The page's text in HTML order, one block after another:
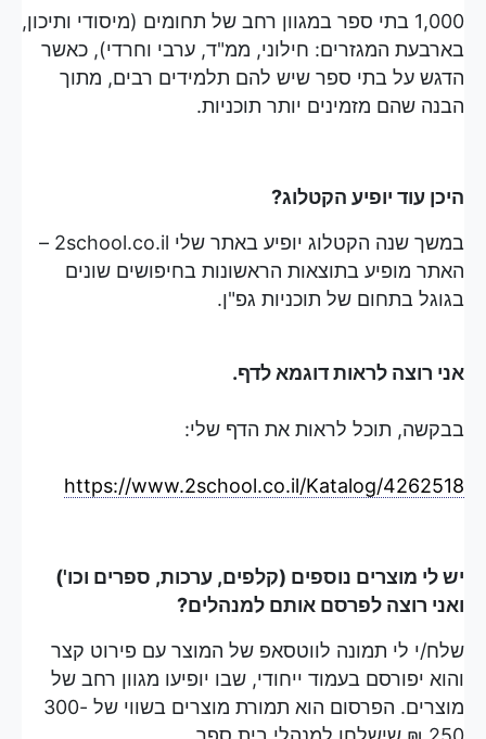
1,000 בתי ספר במגוון רחב של תחומים (מיסודי ותיכון,
בארבעת המגזרים: חילוני, ממ"ד, ערבי וחרדי), כאשר
הדגש על בתי ספר שיש להם תלמידים רבים, מתוך
הבנה שהם מזמינים יותר תוכניות.
היכן עוד יופיע הקטלוג?
במשך שנה הקטלוג יופיע באתר שלי 2school.co.il –
האתר מופיע בתוצאות הראשונות בחיפושים שונים
בגוגל בתחום של תוכניות גפ"ן.
אני רוצה לראות דוגמא לדף.
בבקשה, תוכל לראות את הדף שלי:
https://www.2school.co.il/Katalog/4262518
יש לי מוצרים נוספים (קלפים, ערכות, ספרים וכו')
ואני רוצה לפרסם אותם למנהלים?
שלח/י לי תמונה לווטסאפ של המוצר עם פירוט קצר
והוא יפורסם בעמוד ייחודי, שבו יופיעו מגוון רחב של
מוצרים. הפרסום הוא תמורת מוצרים בשווי של 300-